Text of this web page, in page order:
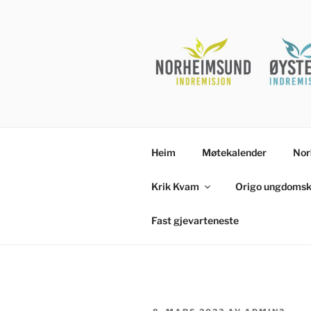
Heim Møtekalender
Krik Kvam Origo
Fast gjevarteneste